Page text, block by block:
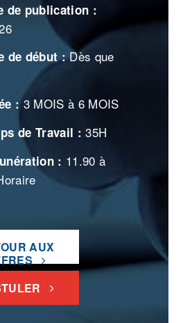
de publication :
de début :Dès que
:3 MOIS à 6 MOIS
de Travail :35H
: 11.90 à
AUX